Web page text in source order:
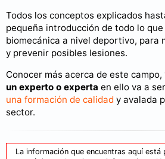
Todos los conceptos explicados
pequeña introducción de todo lo
biomecánica a nivel deportivo, para
y prevenir posibles lesiones.
Conocer más acerca de este campo,
un experto o experta en ello va a
una formación de calidad y avalada
sector.
La información que encuentras aquí está